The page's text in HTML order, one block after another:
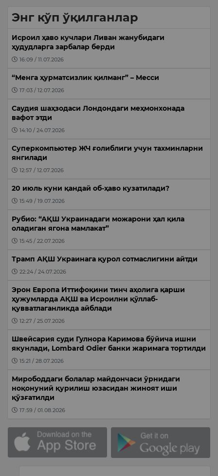
Энг кўп ўқилганлар
Исроил ҳаво кучлари Ливан жанубидаги
ҳудудларга зарбалар берди
16:09 / 11.07.2026
“Менга ҳурматсизлик қилманг” – Месси
17:03 / 12.07.2026
Саудия шаҳзодаси Лондондаги меҳмонхонада
вафот этди
14:10 / 24.07.2026
Суперкомпьютер ЖЧ ғолиблиги учун тахминларни
янгилади
12:57 / 12.07.2026
20 июль куни қандай об-ҳаво кузатилади?
15:49 / 19.07.2026
Рубио: “АҚШ Украинадаги можарони ҳал қила
оладиган ягона мамлакат”
15:45 / 22.07.2026
Трамп АҚШ Украинага қурол сотмаслигини айтди
22:24 / 24.07.2026
Эрон Европа Иттифоқини тинч аҳолига қарши
ҳужумларда АҚШ ва Исроилни қўллаб-
қувватлаганликда айблади
12:27 / 25.07.2026
Швейсария суди Гулнора Каримова бўйича ишни
якунлади, Lombard Odier банки жаримага тортилди
15:21 / 28.07.2026
Мирободдаги болалар майдончаси ўрнидаги
ноқонуний қурилиш юзасидан жиноят иши
қўзғатилди
17:59 / 01.08.2026